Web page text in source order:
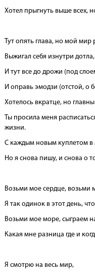
Хотел прыгнуть выше всех,
Тут опять глава, но мой
Выжигал себя изнутри
И тут все до дрожи (под
И оправь эмодзи (отстой, о
Хотелось вкратце, но
Ты просила меня
жизни.
С каждым новым куплетом в
Но я снова пишу, и снова о
Возьми мое сердце, возьми
Я так одинок в этот день,
Возьми мое море, сыграем
Какая мне разница где и
Я смотрю на весь мир,